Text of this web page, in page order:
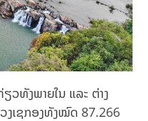
ທັງພາຍໃນ ແລະ ຕ່າງ
ງເຊກອງທັງໝົດ 87.266